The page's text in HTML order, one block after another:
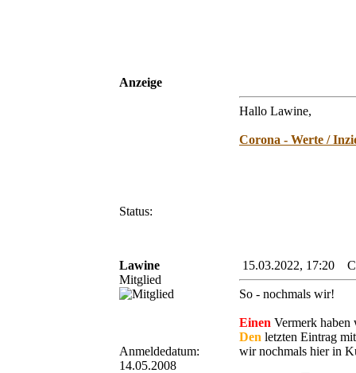
Anzeige
Status:
Hallo Lawine,
Corona - Werte /
Lawine
Mitglied
Anmeldedatum:
14.05.2008
15.03.2022, 17:20
So - nochmals wir!
Einen Vermerk haben
Den letzten Eintrag
wir nochmals hier in